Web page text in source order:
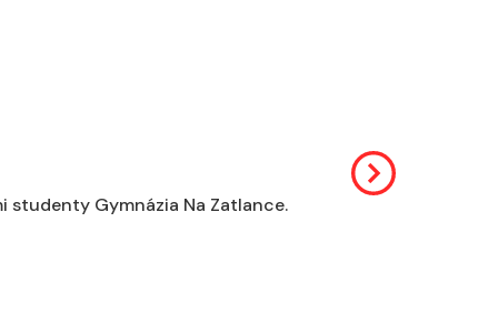
studenty Gymnázia Na Zatlance.